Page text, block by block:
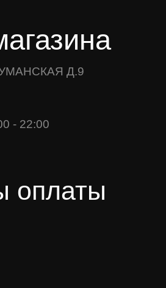
Д.9
- 22:00
оплаты